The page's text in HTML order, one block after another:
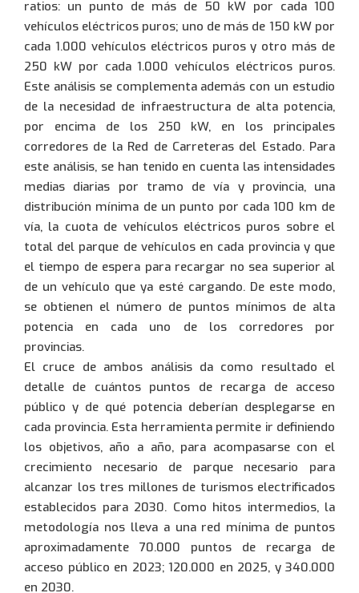
ratios: un punto de más de 50 kW por cada 100
vehículos eléctricos puros; uno de más de 150 kW por
cada 1.000 vehículos eléctricos puros y otro más de
250 kW por cada 1.000 vehículos eléctricos puros.
Este análisis se complementa además con un estudio
de la necesidad de infraestructura de alta potencia,
por encima de los 250 kW, en los principales
corredores de la Red de Carreteras del Estado. Para
este análisis, se han tenido en cuenta las intensidades
medias diarias por tramo de vía y provincia, una
distribución mínima de un punto por cada 100 km de
vía, la cuota de vehículos eléctricos puros sobre el
total del parque de vehículos en cada provincia y que
el tiempo de espera para recargar no sea superior al
de un vehículo que ya esté cargando. De este modo,
se obtienen el número de puntos mínimos de alta
potencia en cada uno de los corredores por
provincias.
El cruce de ambos análisis da como resultado el
detalle de cuántos puntos de recarga de acceso
público y de qué potencia deberían desplegarse en
cada provincia. Esta herramienta permite ir definiendo
los objetivos, año a año, para acompasarse con el
crecimiento necesario de parque necesario para
alcanzar los tres millones de turismos electrificados
establecidos para 2030. Como hitos intermedios, la
metodología nos lleva a una red mínima de puntos
aproximadamente 70.000 puntos de recarga de
acceso público en 2023; 120.000 en 2025, y 340.000
en 2030.
943 358 880
93 701 61 71
0034 943 434 458